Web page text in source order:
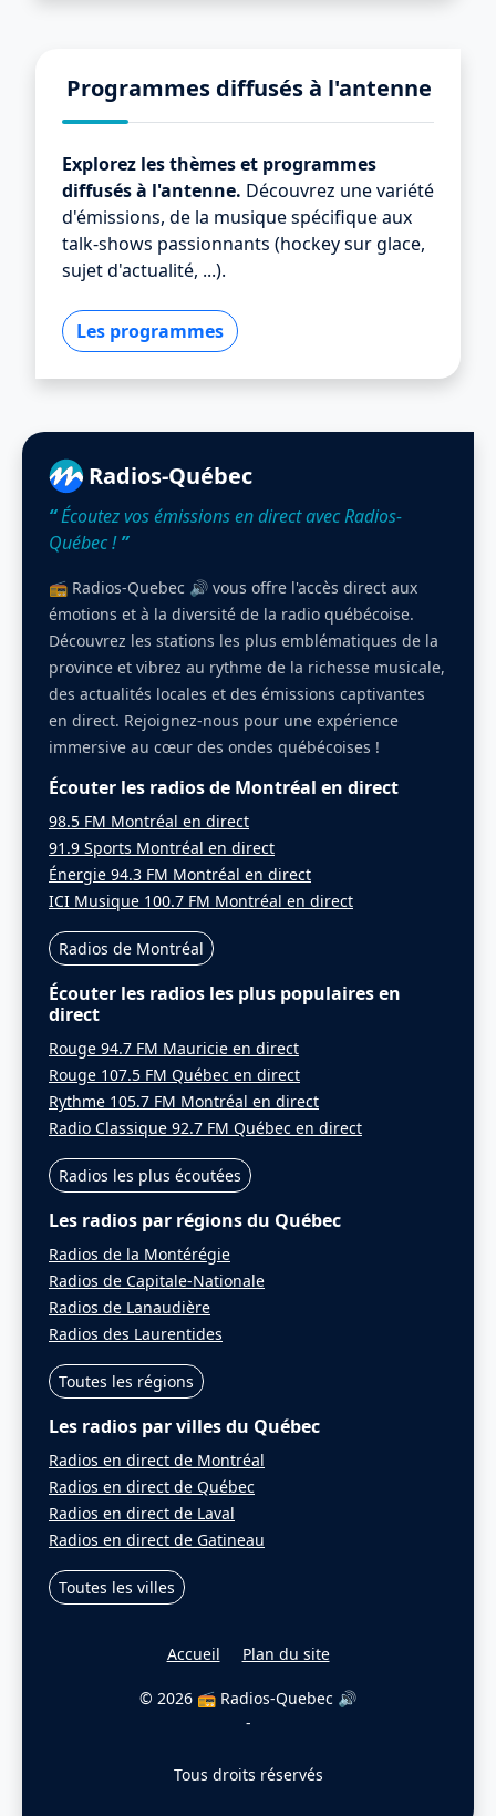
Programmes diffusés à l'antenne
Explorez les thèmes et programmes
diffusés à l'antenne. Découvrez une variété
d'émissions, de la musique spécifique aux
talk-shows passionnants (hockey sur glace,
sujet d'actualité, ...).
Les programmes
Radios-Québec
“Écoutez vos émissions en direct avec Radios-
Québec !”
📻 Radios-Quebec 🔊 vous offre l'accès direct aux
émotions et à la diversité de la radio québécoise.
Découvrez les stations les plus emblématiques de la
province et vibrez au rythme de la richesse musicale,
des actualités locales et des émissions captivantes
en direct. Rejoignez-nous pour une expérience
immersive au cœur des ondes québécoises !
Écouter les radios de Montréal en direct
98.5 FM Montréal en direct
91.9 Sports Montréal en direct
Énergie 94.3 FM Montréal en direct
ICI Musique 100.7 FM Montréal en direct
Radios de Montréal
Écouter les radios les plus populaires en
direct
Rouge 94.7 FM Mauricie en direct
Rouge 107.5 FM Québec en direct
Rythme 105.7 FM Montréal en direct
Radio Classique 92.7 FM Québec en direct
Radios les plus écoutées
Les radios par régions du Québec
Radios de la Montérégie
Radios de Capitale-Nationale
Radios de Lanaudière
Radios des Laurentides
Toutes les régions
Les radios par villes du Québec
Radios en direct de Montréal
Radios en direct de Québec
Radios en direct de Laval
Radios en direct de Gatineau
Toutes les villes
Accueil Plan du site
© 2026 📻 Radios-Quebec 🔊
-
Tous droits réservés